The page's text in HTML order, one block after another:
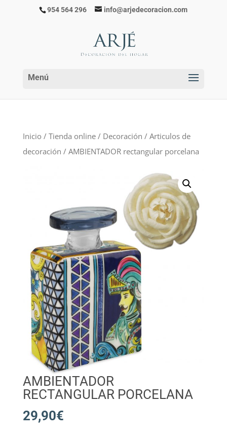
954 564 296 info@arjedecoracion.com
Inicio / Tienda online/ Decoración / Articulos de
decoración / AMBIENTADOR rectangular porcelana
AMBIENTADOR
RECTANGULAR PORCELANA
29,90€